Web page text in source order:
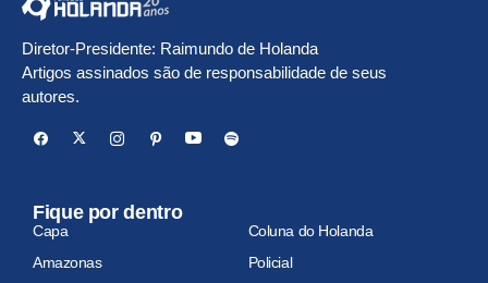
Diretor-Presidente: Raimundo de Holanda
Artigos assinados são de responsabilidade de seus
autores.
Fique por dentro
Capa
Coluna do Holanda
Amazonas
Policial